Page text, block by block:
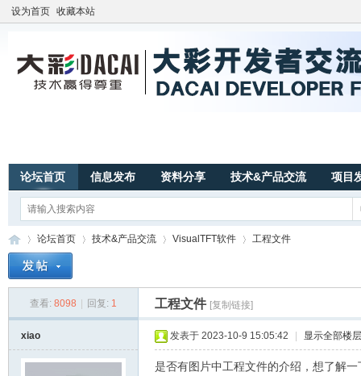
设为首页 收藏本站
论坛首页 信息发布 资料分享 技术&产品交流 项目
论坛首页
›
技术&产品交流
›
VisualTFT软件
›
工程文件
查看: 8098 回复: 1 工程文件 [复制链接]
xiao 发表于 2023-10-9 15:05:42 显示全部楼层
是否有图片中工程文件的介绍，想了解